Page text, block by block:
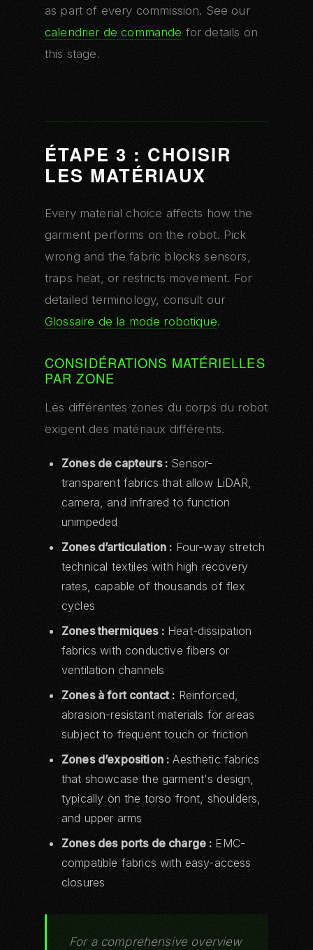
as part of every commission. See our
calendrier de commande for details on
this stage.
ÉTAPE 3 : CHOISIR
LES MATÉRIAUX
Every material choice affects how the
garment performs on the robot. Pick
wrong and the fabric blocks sensors,
traps heat, or restricts movement. For
detailed terminology, consult our
Glossaire de la mode robotique.
CONSIDÉRATIONS MATÉRIELLES
PAR ZONE
Les différentes zones du corps du robot
exigent des matériaux différents.
Zones de capteurs : Sensor-
transparent fabrics that allow LiDAR,
camera, and infrared to function
unimpeded
Zones d’articulation : Four-way stretch
technical textiles with high recovery
rates, capable of thousands of flex
cycles
Zones thermiques :Heat-dissipation
fabrics with conductive fibers or
ventilation channels
Zones à fort contact : Reinforced,
abrasion-resistant materials for areas
subject to frequent touch or friction
Zones d’exposition : Aesthetic fabrics
that showcase the garment's design,
typically on the torso front, shoulders,
and upper arms
Zones des ports de charge : EMC-
compatible fabrics with easy-access
closures
For a comprehensive overview